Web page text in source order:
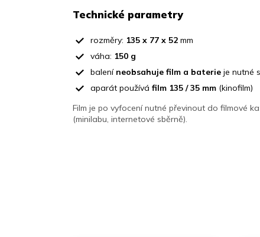
Technické parametry
rozměry: 135 x 77 x 52 mm
váha: 150 g
balení neobsahuje film a baterie je nutné
aparát používá film 135 / 35 mm (kinofilm)
Film je po vyfocení nutné převinout do filmové
(minilabu, internetové sběrně).